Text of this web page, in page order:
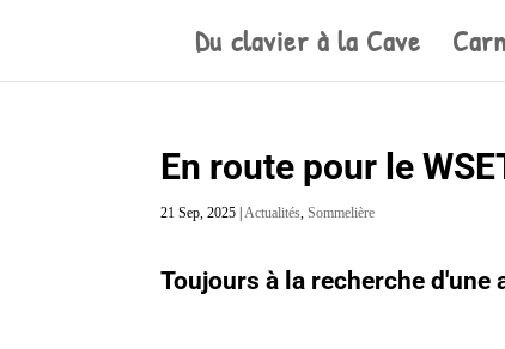
Du clavier à la Cave
En route pour le
21 Sep, 2025 |Actualités,Sommelière
Toujours à la recherche d'une